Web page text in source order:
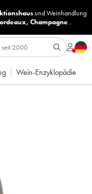
undWeinhandlung
, Champagne...
Wein-Enzyklopädie